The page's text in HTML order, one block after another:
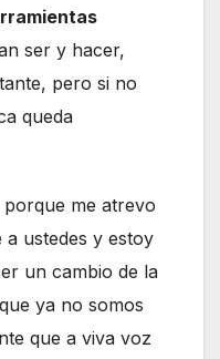
ser y hacer,
pero si no
queda
me atrevo
ustedes y estoy
un cambio de la
ya no somos
que a viva voz